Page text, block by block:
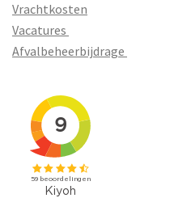
Vrachtkosten
Vacatures
Afvalbeheerbijdrage